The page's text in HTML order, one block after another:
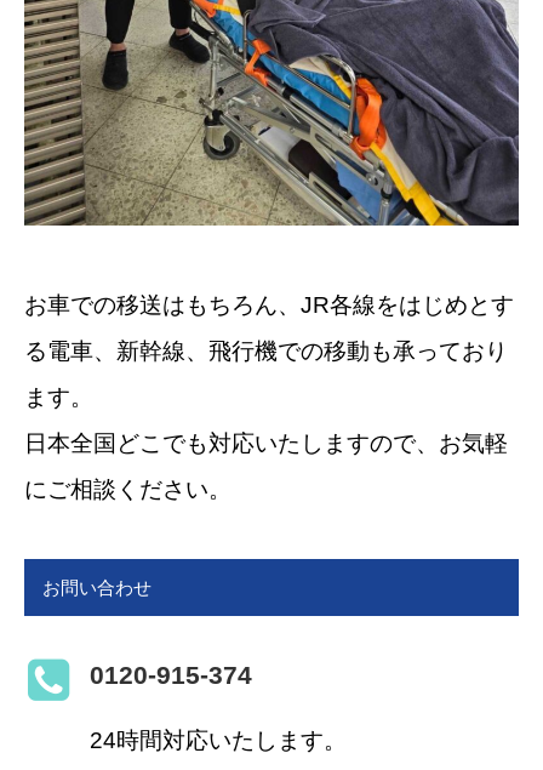
お車での移送はもちろん、JR各線をはじめとす
る電車、新幹線、飛行機での移動も承っており
ます。
日本全国どこでも対応いたしますので、お気軽
にご相談ください。
お問い合わせ
0120-915-374
24時間対応いたします。